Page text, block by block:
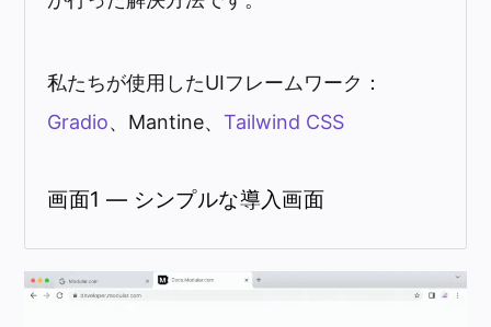
私たちが使用したUIフレームワーク：
Gradio、 Mantine、Tailwind CSS
画面1 — シンプルな導入画面